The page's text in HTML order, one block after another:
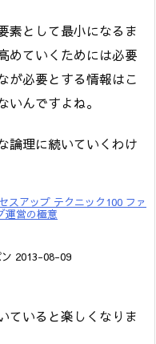
素として最小になるま
めていくためには必要
が必要とする情報はこ
んですよね。
論理に続いていくわけ
スアップ テクニック100 ファ
運営の極意
ン 2013-08-09
ていると楽しくなりま